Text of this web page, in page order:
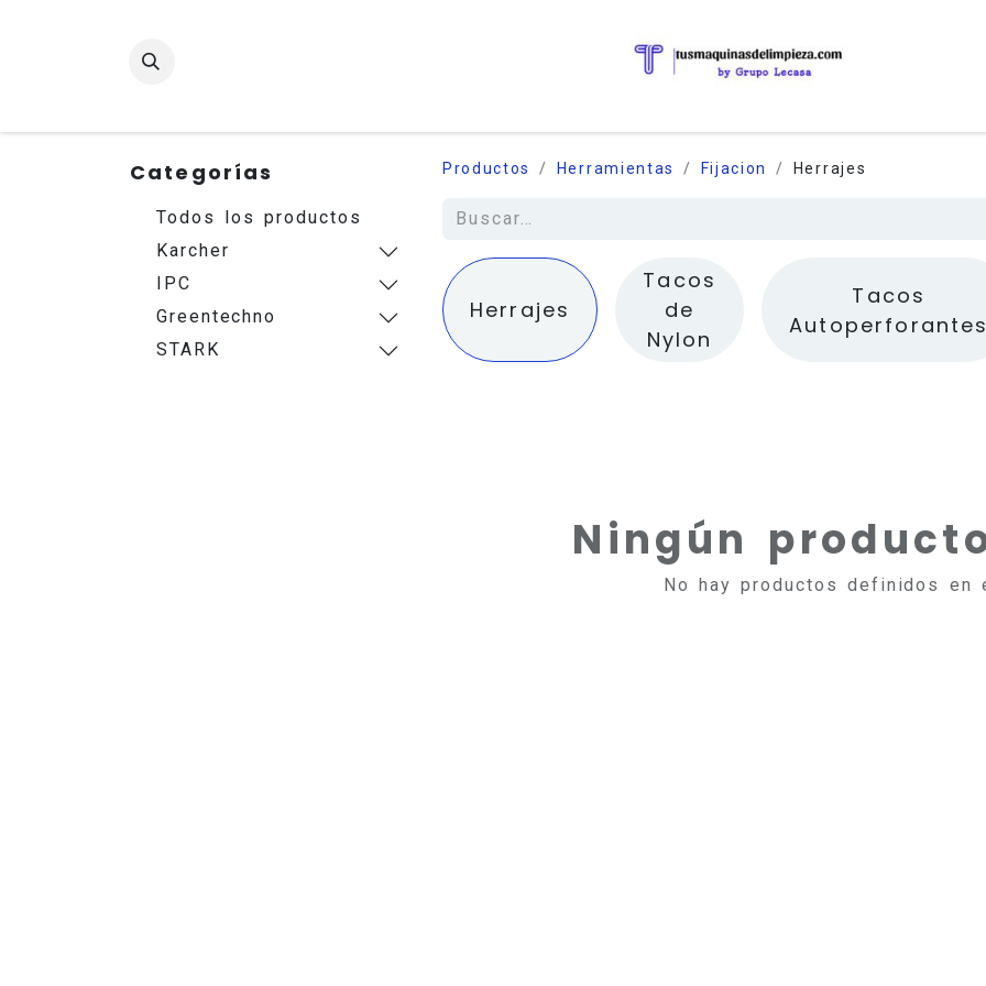
Categorías
Todos los productos
Karcher
IPC
Greentechno
STARK
Productos Herramientas Fijacion Herrajes
Herrajes
Tacos
de
Nylon
Tacos
Autoperforantes
Ningún
No hay productos definidos en